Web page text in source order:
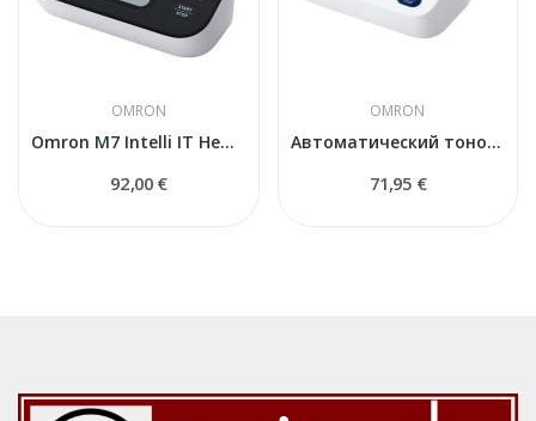
OMRON
Omron M7 Intelli IT Hem-7380T1 тонометр
92,00 €
OMRON
Автоматический тонометр OMRON M3 Comfort AFib...
71,95 €